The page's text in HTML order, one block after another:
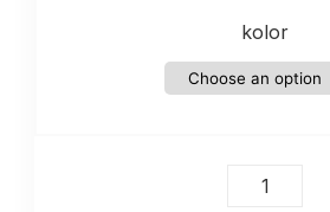
kolor
Sweter